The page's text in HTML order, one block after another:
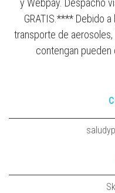
y Webpay. Despacho
GRATIS.**** Debido
transporte de
contengan pueden